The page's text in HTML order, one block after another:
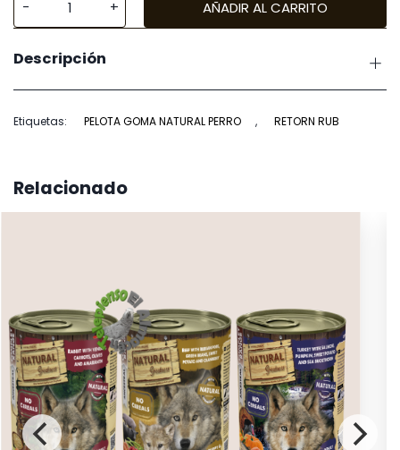
Bouncy
Talla
cantidad
AÑADIR AL CARRITO
Descripción
Etiquetas: PELOTA GOMA NATURAL PERRO , RETORN RUB
Relacionado